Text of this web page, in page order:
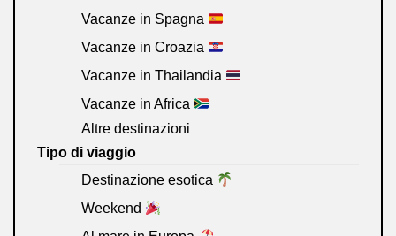
Vacanze in Spagna
Vacanze in Croazia
Vacanze in Thailandia
Vacanze in Africa
Altre destinazioni
Tipo di viaggio
Destinazione esotica
Weekend